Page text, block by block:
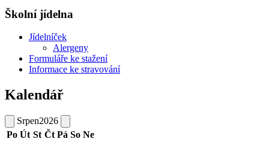
Školní jídelna
Jídelníček
Alergeny
Formuláře ke stažení
Informace ke stravování
Kalendář
Srpen2026
Po Út St Čt Pá So Ne